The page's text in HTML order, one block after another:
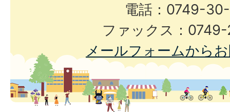
電話：0749-
ファックス：
メールフォームから